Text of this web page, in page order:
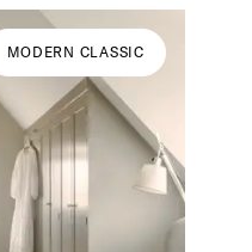
MODERN CLASSIC